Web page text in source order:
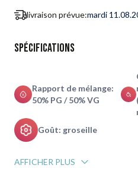
livraison prévue:mardi
Spécifications
Rapport de mélange:
50% PG / 50% VG
Goût: groseille
AFFICHER PLUS